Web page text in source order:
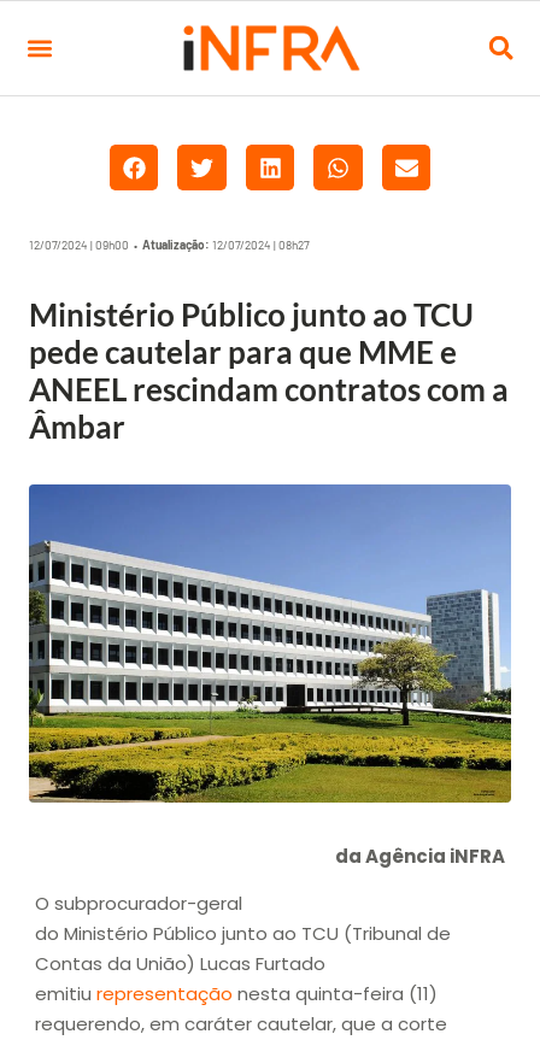
12/07/2024 | 09h00 • Atualização: 12/07/2024 | 08h27
Ministério Público junto ao TCU
pede cautelar para que MME e
ANEEL rescindam contratos com a
Âmbar
da Agência iNFRA
O subprocurador-geral
do Ministério Público junto ao TCU (Tribunal de
Contas da União) Lucas Furtado
emitiu representação nesta quinta-feira (11)
requerendo, em caráter cautelar, que a corte